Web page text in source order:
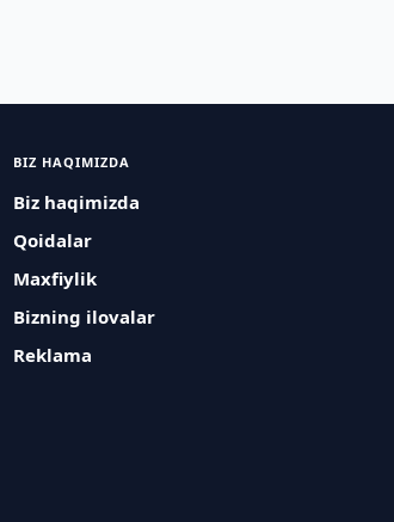
BIZ HAQIMIZDA
Biz haqimizda
Qoidalar
Maxfiylik
Bizning ilovalar
Reklama